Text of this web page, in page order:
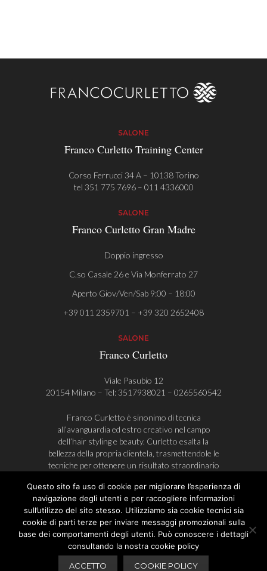
SALONE
Franco Curletto Training Center
Corso Ferrucci 34 A – 10138 Torino
tel 351 775 7696– 011 4336000
SALONE
Franco Curletto Gran Madre
Doppio ingresso
C.so Casale 26 e Via Monferrato 27
Aperto Giov/Ven/Sab 9:00 – 18:00
+39 011 2359701 – +39 320 2652408
SALONE
Franco Curletto
Viale Pasubio 12
20154 Milano – Tel:3517938021 – 0265560542
Franco Curletto è sinonimo di tecnica
all’avanguardia ed estro creativo nel campo
dell’hair styling e beauty. Curletto esalta la
bellezza della propria clientela, trasmettendole le
tecniche per ottenere un risultato straordinario
© Franco Curletto | AlwaysAHead
P.I. 08632090018
Privacy Policy Cookie Policy
Questo sito fa uso di cookie per migliorare l’esperienza di
navigazione degli utenti e per raccogliere informazioni
sull’utilizzo del sito stesso. Utilizziamo sia cookie tecnici sia
cookie di parti terze per inviare messaggi promozionali sulla
base dei comportamenti degli utenti. Può conoscere i dettagli
consultando la nostra cookie policy
ACCETTO COOKIE POLICY